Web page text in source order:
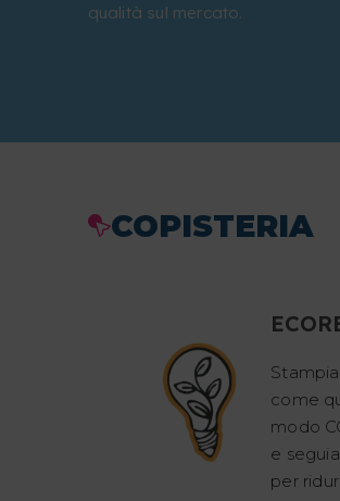
qualità sul mercato.
COPISTERIA
come
modo
e
per